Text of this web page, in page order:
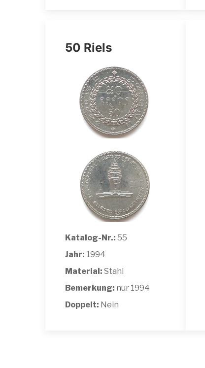
50 Riels
Katalog-Nr.: 55
Jahr: 1994
Material: Stahl
Bemerkung: nur 1994
Doppelt: Nein